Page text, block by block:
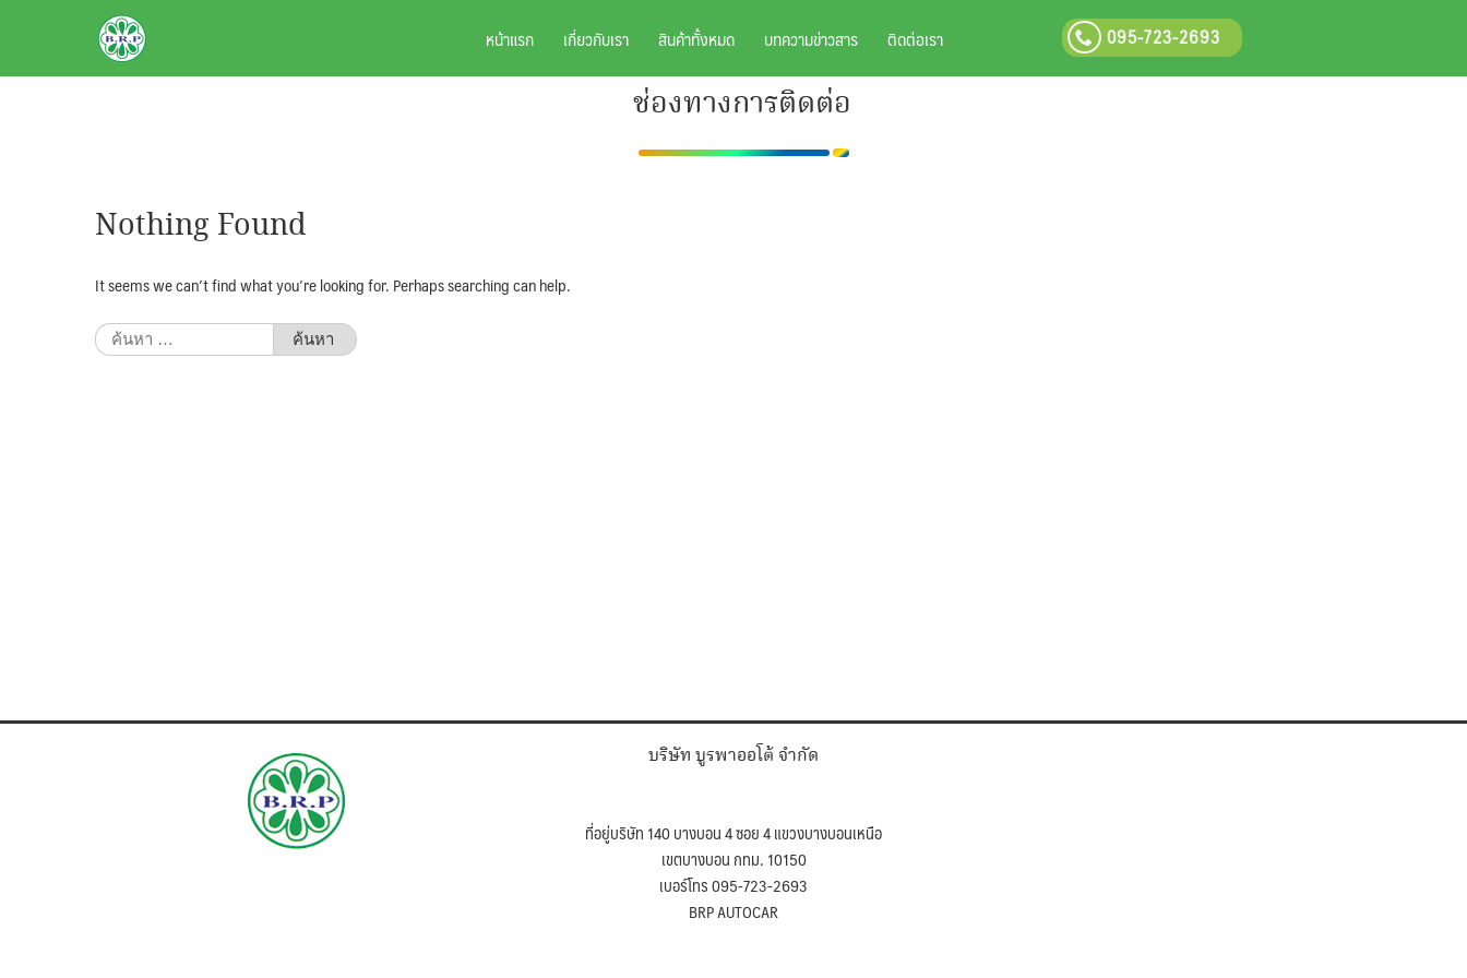
BRPAUTO.COM 095-723-2693
หน้าแรก เกี่ยวกับเรา สินค้าทั้งหมด บทความข่าวสาร ติดต่อเรา
ช่องทางการติดต่อ
Nothing Found
It seems we can’t find what you’re looking for. Perhaps searching can help.
ค้นหา
สำหรับ:
บริษัท บูรพาออโต้ จำกัด
ที่อยู่บริษัท 140 บางบอน 4 ซอย 4 แขวงบางบอนเหนือ
เขตบางบอน กทม. 10150
เบอร์โทร 095-723-2693
BRP AUTOCAR